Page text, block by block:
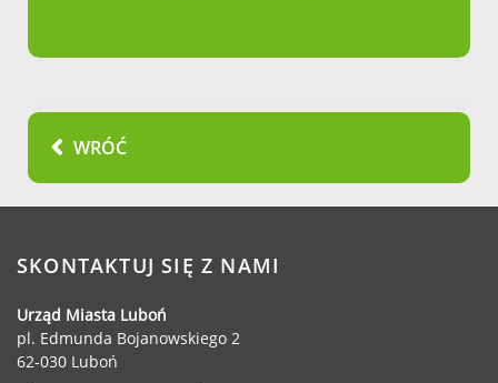
Instytut Rozwoju Wsi i Rolnictwa
Instytut Skrzynki
Wielkopolski Park Narodowy
Urząd Skarbowy
Państwowe Gospodarstwo Wodne
Wody Polskie
WRÓĆ
SKONTAKTUJ SIĘ Z NAMI
Urząd Miasta Luboń
pl. Edmunda Bojanowskiego 2
62-030 Luboń